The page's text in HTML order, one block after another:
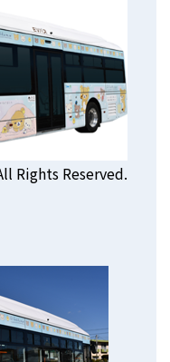
Rights Reserved.